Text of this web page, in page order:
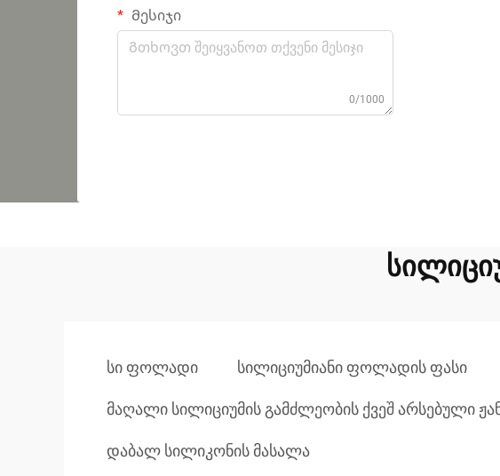
Მესიჯი
0/1000
სი ფოლადი სილიციუმიანი ფოლადის ფასი
მაღალი სილიციუმის გამძლეობის ქვეშ არსებული
დაბალ სილიკონის მასალა